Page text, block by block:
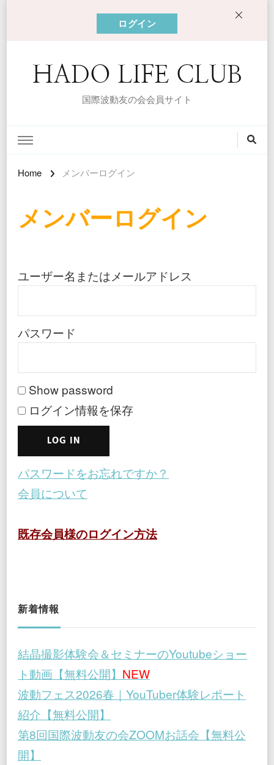
ログイン
HADO LIFE CLUB
国際波動友の会会員サイト
Home メンバーログイン
メンバーログイン
ユーザー名またはメールアドレス
パスワード
Show password
ログイン情報を保存
パスワードをお忘れですか？
会員について
既存会員様のログイン方法
新着情報
結晶撮影体験会＆セミナーのYoutubeショー
ト動画【無料公開】 NEW
波動フェス2026春｜YouTuber体験レポート
紹介【無料公開】
第8回国際波動友の会ZOOMお話会【無料公
開】